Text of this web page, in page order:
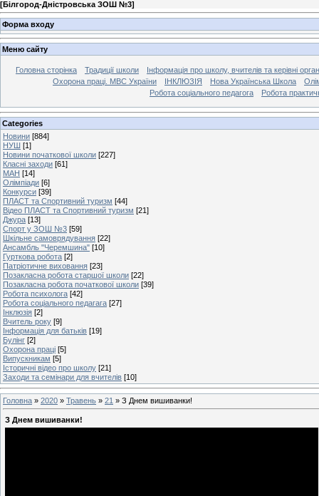
[Білгород-Дністровська ЗОШ №3]
Форма входу
Меню сайту
Головна сторінка Традиції школи
Інформація про школу, вчителів та керівні
Охорона праці. МВС України
ІНКЛЮЗІЯ Нова Українська Школа
Робота соціального педагога
Робота
Categories
Новини [884]
НУШ [1]
Новини початкової школи [227]
Класні заходи [61]
МАН [14]
Олімпіади [6]
Конкурси [39]
ПЛАСТ та Спортивний туризм [44]
Відео ПЛАСТ та Спортивний туризм [21]
Джура [13]
Спорт у ЗОШ №3 [59]
Шкільне самоврядування [22]
Ансамбль "Черемшина" [10]
Гурткова робота [2]
Патріотичне виховання [23]
Позакласна робота старшої школи [22]
Позакласна робота початкової школи [39]
Робота психолога [42]
Робота соціального педагага [27]
Інклюзія [2]
Вчитель року [9]
Інформація для батьків [19]
Булінг [2]
Охорона праці [5]
Випускникам [5]
Історичні відео про школу [21]
Заходи та семінари для вчителів [10]
Головна » 2020 » Травень » 21 » З Днем вишиванки!
З Днем вишиванки!